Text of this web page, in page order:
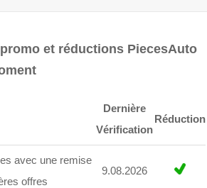
et réductions PiecesAuto
Dernière
Vérification
Réduction
avec une remise
offres
9.08.2026